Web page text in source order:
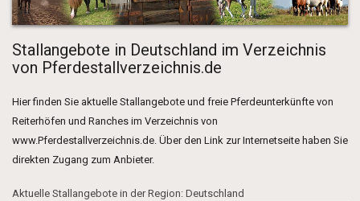
Stallangebote in Deutschland im Verzeichnis
von Pferdestallverzeichnis.de
Hier finden Sie aktuelle Stallangebote und freie Pferdeunterkünfte von
Reiterhöfen und Ranches im Verzeichnis von
www.Pferdestallverzeichnis.de. Über den Link zur Internetseite haben Sie
direkten Zugang zum Anbieter.
Aktuelle Stallangebote in der Region: Deutschland